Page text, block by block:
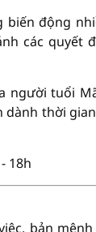
biến động
các quyết
người tuổi
thời
18h
bản